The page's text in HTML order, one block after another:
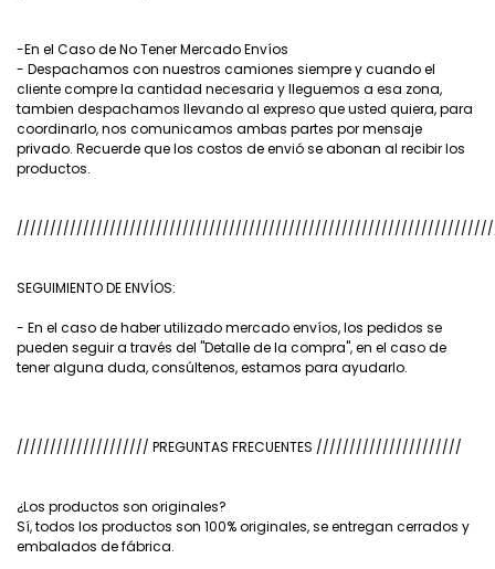
-En el Caso de No Tener Mercado Envíos
- Despachamos con nuestros camiones siempre y cuando el
cliente compre la cantidad necesaria y lleguemos a esa zona,
tambien despachamos llevando al expreso que usted quiera, para
coordinarlo, nos comunicamos ambas partes por mensaje
privado. Recuerde que los costos de envió se abonan al recibir los
productos.
SEGUIMIENTO DE ENVÍOS:
- En el caso de haber utilizado mercado envíos, los pedidos se
pueden seguir a través del "Detalle de la compra", en el caso de
tener alguna duda, consúltenos, estamos para ayudarlo.
//////////////////// PREGUNTAS FRECUENTES //////////////////////
¿Los productos son originales?
Sí, todos los productos son 100% originales, se entregan cerrados y
embalados de fábrica.